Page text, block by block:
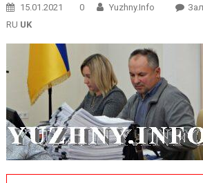
15.01.2021 0 Yuzhny.info
RU UK